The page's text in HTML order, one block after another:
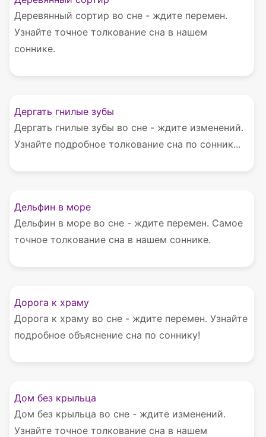
Деревянный сортир во сне - ждите перемен.
Узнайте точное толкование сна в нашем
соннике.
Дергать гнилые зубы
Дергать гнилые зубы во сне - ждите изменений.
Узнайте подробное толкование сна по сонник...
Дельфин в море
Дельфин в море во сне - ждите перемен. Самое
точное толкование сна в нашем соннике.
Дорога к храму
Дорога к храму во сне - ждите перемен. Узнайте
подробное объяснение сна по соннику!
Дом без крыльца
Дом без крыльца во сне - ждите изменений.
Узнайте точное толкование сна в нашем